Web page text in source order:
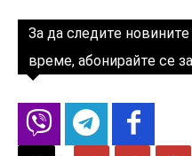
За да следите
време, абонирайте се